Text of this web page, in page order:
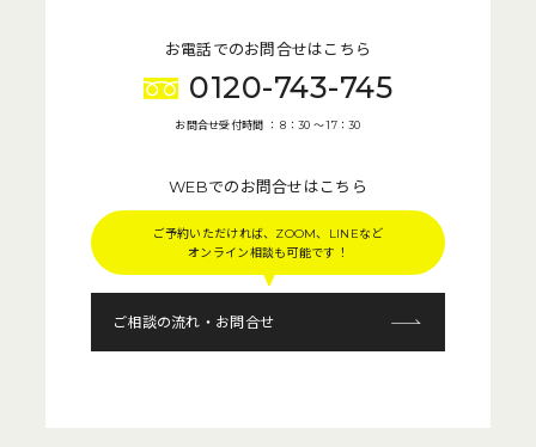
お電話でのお問合せはこちら
0120-743-745
お問合せ受付時間 ： 8：30 〜 17：30
WEBでのお問合せはこちら
ご予約いただければ、ZOOM、LINEなど
オンライン相談も可能です！
ご相談の流れ・お問合せ